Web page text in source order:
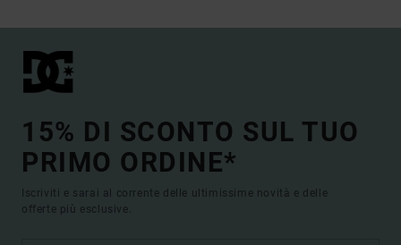
15% DI SCONTO SUL TUO
PRIMO ORDINE*
Iscriviti e sarai al corrente delle ultimissime novità e delle
offerte più esclusive.